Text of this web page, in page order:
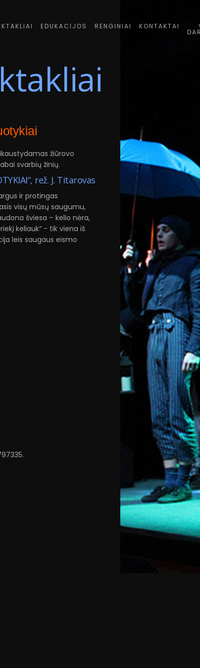
EDUKACIJOS RENGINIAI KONTAKTAI
žiūrovo
svarbių žinių.
rež. J. Titarovas
ir protingas
visų mūsų saugumu,
šviesa – kelio nėra,
keliauk“ - tik viena iš
leis saugaus eismo